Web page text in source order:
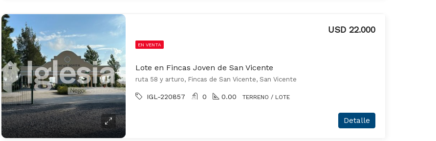
EN VENTA
Lote en Fincas Joven de San Vicente
USD 22.000
ruta 58 y arturo, Fincas de San Vicente, San Vicente
IGL-220857 0 0.00 TERRENO / LOTE
Detalle